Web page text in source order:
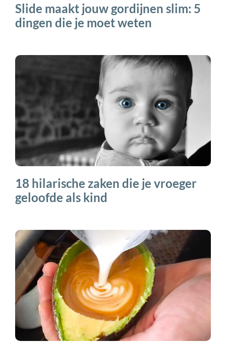
Slide maakt jouw gordijnen slim: 5
dingen die je moet weten
18 hilarische zaken die je vroeger
geloofde als kind